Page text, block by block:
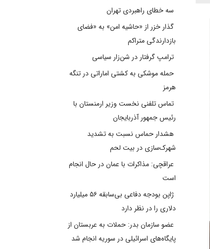
سه خطای راهبردی تهران
گذار خزر از «حاشیه امن» به «فضای
بازدارندگی متراکم
ترامپ گرفتار در شن‌زار سیاسی
حمله موشکی به کشتی اماراتی در تنگه
هرمز
تماس تلفنی نخست وزیر ارمنستان با
رئیس جمهور آذربایجان
هشدار حماس نسبت به تشدید
شهرک‌سازی در بیت‌ لحم
عراقچی: مذاکرات با عمان در حال انجام
است
ژاپن بودجه دفاعی بی‌سابقه ۵۶ میلیارد
دلاری را در نظر دارد
عضو سازمان بدر: حملات به عربستان از
پایگاه‌های اسرائیلی در سوریه انجام شد